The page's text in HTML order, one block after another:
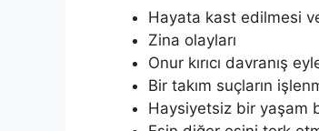
Hayata kast edilmesi
Zina olayları
Onur kırıcı davranış
Bir takım suçların
Haysiyetsiz bir yaşam